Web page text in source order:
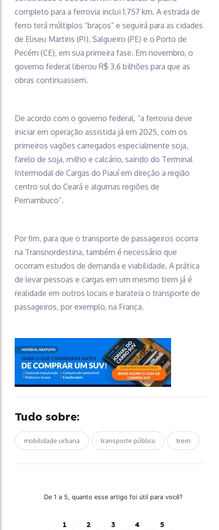
completo para a ferrovia inclui 1.757 km. A estrada de
ferro terá múltiplos “braços” e seguirá para as cidades
de Eliseu Martins (PI), Salgueiro (PE) e o Porto de
Pecém (CE), em sua primeira fase. Em novembro, o
governo federal liberou R$ 3,6 bilhões para que as
obras continuassem.
De acordo com o governo federal, “a ferrovia deve
iniciar em operação assistida já em 2025, com os
primeiros vagões carregados especialmente soja,
farelo de soja, milho e calcário, saindo do Terminal
Intermodal de Cargas do Piauí em direção a região
centro sul do Ceará e algumas regiões de
Pernambuco”.
Por fim, para que o transporte de passageiros ocorra
na Transnordestina, também é necessário que
ocorram estudos de demanda e viabilidade. A prática
de levar pessoas e cargas em um mesmo trem já é
realidade em outros locais e barateia o transporte de
passageiros, por exemplo, na França.
Tudo sobre:
mobilidade urbana transporte público trem
De 1 a 5, quanto esse artigo foi útil para você?
1 2 3 4 5